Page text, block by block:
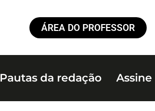
ÁREA DO PROFESSOR
Pautas da redação Assine